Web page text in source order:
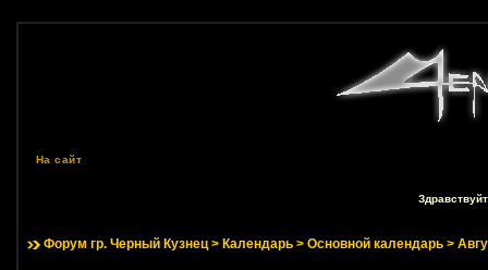
На сайт
Форум гр. Черный Кузнец> Календарь> Основной календарь>